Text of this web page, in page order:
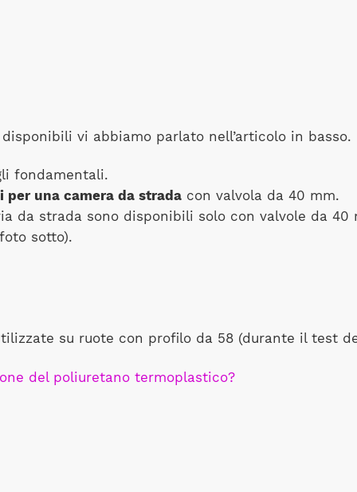
vi abbiamo parlato nell’articolo in basso.
fondamentali.
per una camera da strada con valvola da 40 mm.
da strada sono disponibili solo con valvole da
sotto).
su ruote con profilo da 58 (durante il test
del poliuretano termoplastico?